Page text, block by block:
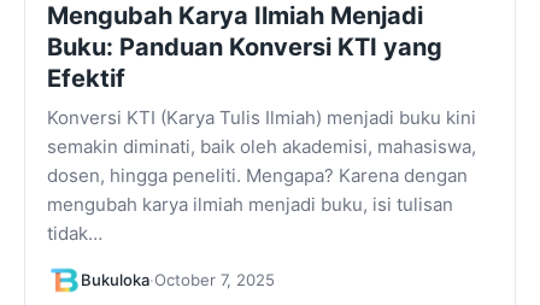
Mengubah Karya Ilmiah Menjadi
Buku: Panduan Konversi KTI yang
Efektif
Konversi KTI (Karya Tulis Ilmiah) menjadi buku kini
semakin diminati, baik oleh akademisi, mahasiswa,
dosen, hingga peneliti. Mengapa? Karena dengan
mengubah karya ilmiah menjadi buku, isi tulisan
tidak…
Bukuloka·October 7, 2025